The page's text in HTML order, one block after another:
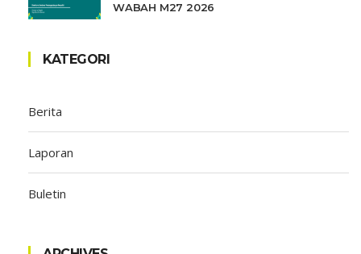
WABAH M27 2026
KATEGORI
Berita
Laporan
Buletin